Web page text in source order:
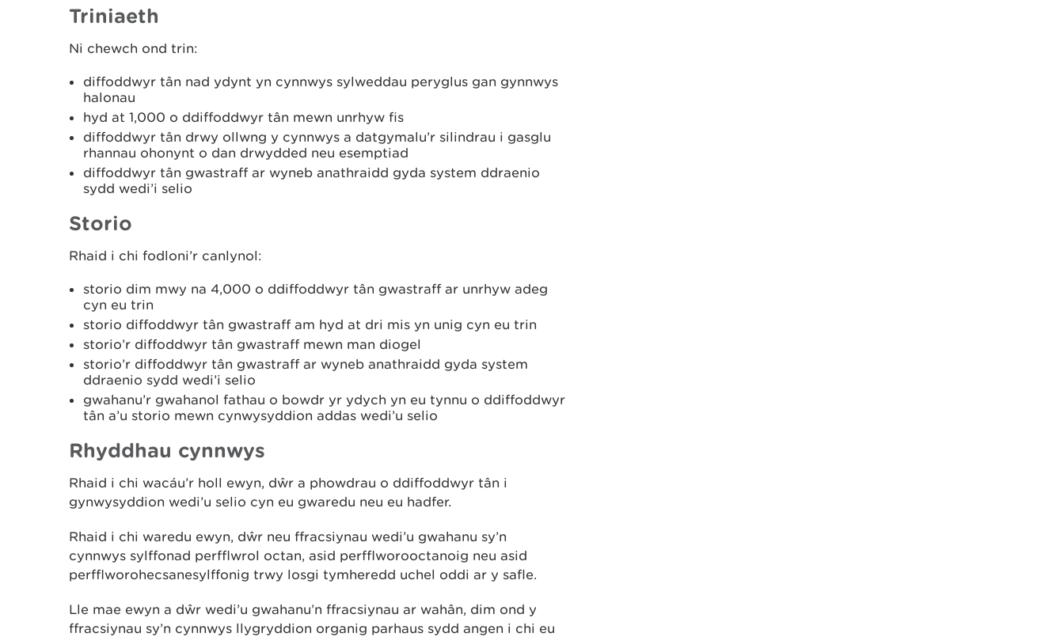
Triniaeth
Ni chewch ond trin:
diffoddwyr tân nad ydynt yn cynnwys sylweddau peryglus gan gynnwys
halonau
hyd at 1,000 o ddiffoddwyr tân mewn unrhyw fis
diffoddwyr tân drwy ollwng y cynnwys a datgymalu’r silindrau i gasglu
rhannau ohonynt o dan drwydded neu esemptiad
diffoddwyr tân gwastraff ar wyneb anathraidd gyda system ddraenio
sydd wedi’i selio
Storio
Rhaid i chi fodloni’r canlynol:
storio dim mwy na 4,000 o ddiffoddwyr tân gwastraff ar unrhyw adeg
cyn eu trin
storio diffoddwyr tân gwastraff am hyd at dri mis yn unig cyn eu trin
storio’r diffoddwyr tân gwastraff mewn man diogel
storio’r diffoddwyr tân gwastraff ar wyneb anathraidd gyda system
ddraenio sydd wedi’i selio
gwahanu’r gwahanol fathau o bowdr yr ydych yn eu tynnu o ddiffoddwyr
tân a’u storio mewn cynwysyddion addas wedi’u selio
Rhyddhau cynnwys
Rhaid i chi wacáu’r holl ewyn, dŵr a phowdrau o ddiffoddwyr tân i
gynwysyddion wedi’u selio cyn eu gwaredu neu eu hadfer.
Rhaid i chi waredu ewyn, dŵr neu ffracsiynau wedi’u gwahanu sy’n
cynnwys sylffonad perfflwrol octan, asid perfflworooctanoig neu asid
perfflworohecsanesylffonig trwy losgi tymheredd uchel oddi ar y safle.
Lle mae ewyn a dŵr wedi’u gwahanu’n ffracsiynau ar wahân, dim ond y
ffracsiynau sy’n cynnwys llygryddion organig parhaus sydd angen i chi eu